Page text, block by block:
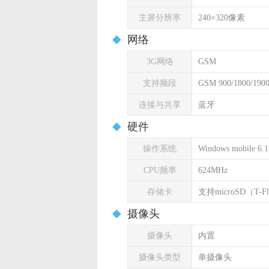
主屏分辨率 240×320像素
网络
3G网络 GSM
支持频段 GSM 900/1800/
连接与共享 蓝牙
硬件
操作系统 Windows mobile 6.1
CPU频率 624MHz
存储卡 支持microSD（T-
摄像头
摄像头 内置
摄像头类型 单摄像头